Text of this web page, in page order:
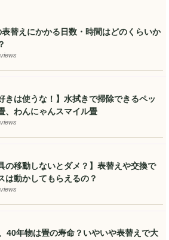
替えにかかる日数・時間はどのくらいか
きは使うな！】水拭きで掃除できるペッ
、わんにゃんスマイル畳
の移動しないとダメ？】表替えや交換で
は動かしてもらえるの？
40年物は畳の寿命？いやいや表替えで大